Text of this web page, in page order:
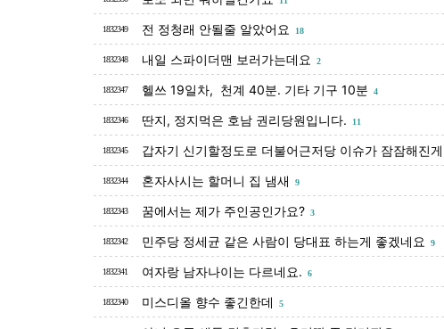
1832349 전 정청래 안될줄 알았어요 18
1832348 내일 스파이더맨 보러가는데요 2
1832347 헬쓰 19일차, 천계 40분. 기타 기구 10분 4
1832346 딴지, 정지먹은 호남 권리당원입니다. 11
1832345 갑자기 신기할정도로 더불어근저당 이슈가 잠잠해진게
1832344 혼자사시는 할머니 집 냄새 9
1832343 꿈에서는 제가 주인공인가요? 3
1832342 민주당 정세균 같은 사람이 당대표 하는게 좋겠네요 9
1832341 여자랑 남자나이는 다르네요. 6
1832340 미스디올 향수 좋긴한데 5